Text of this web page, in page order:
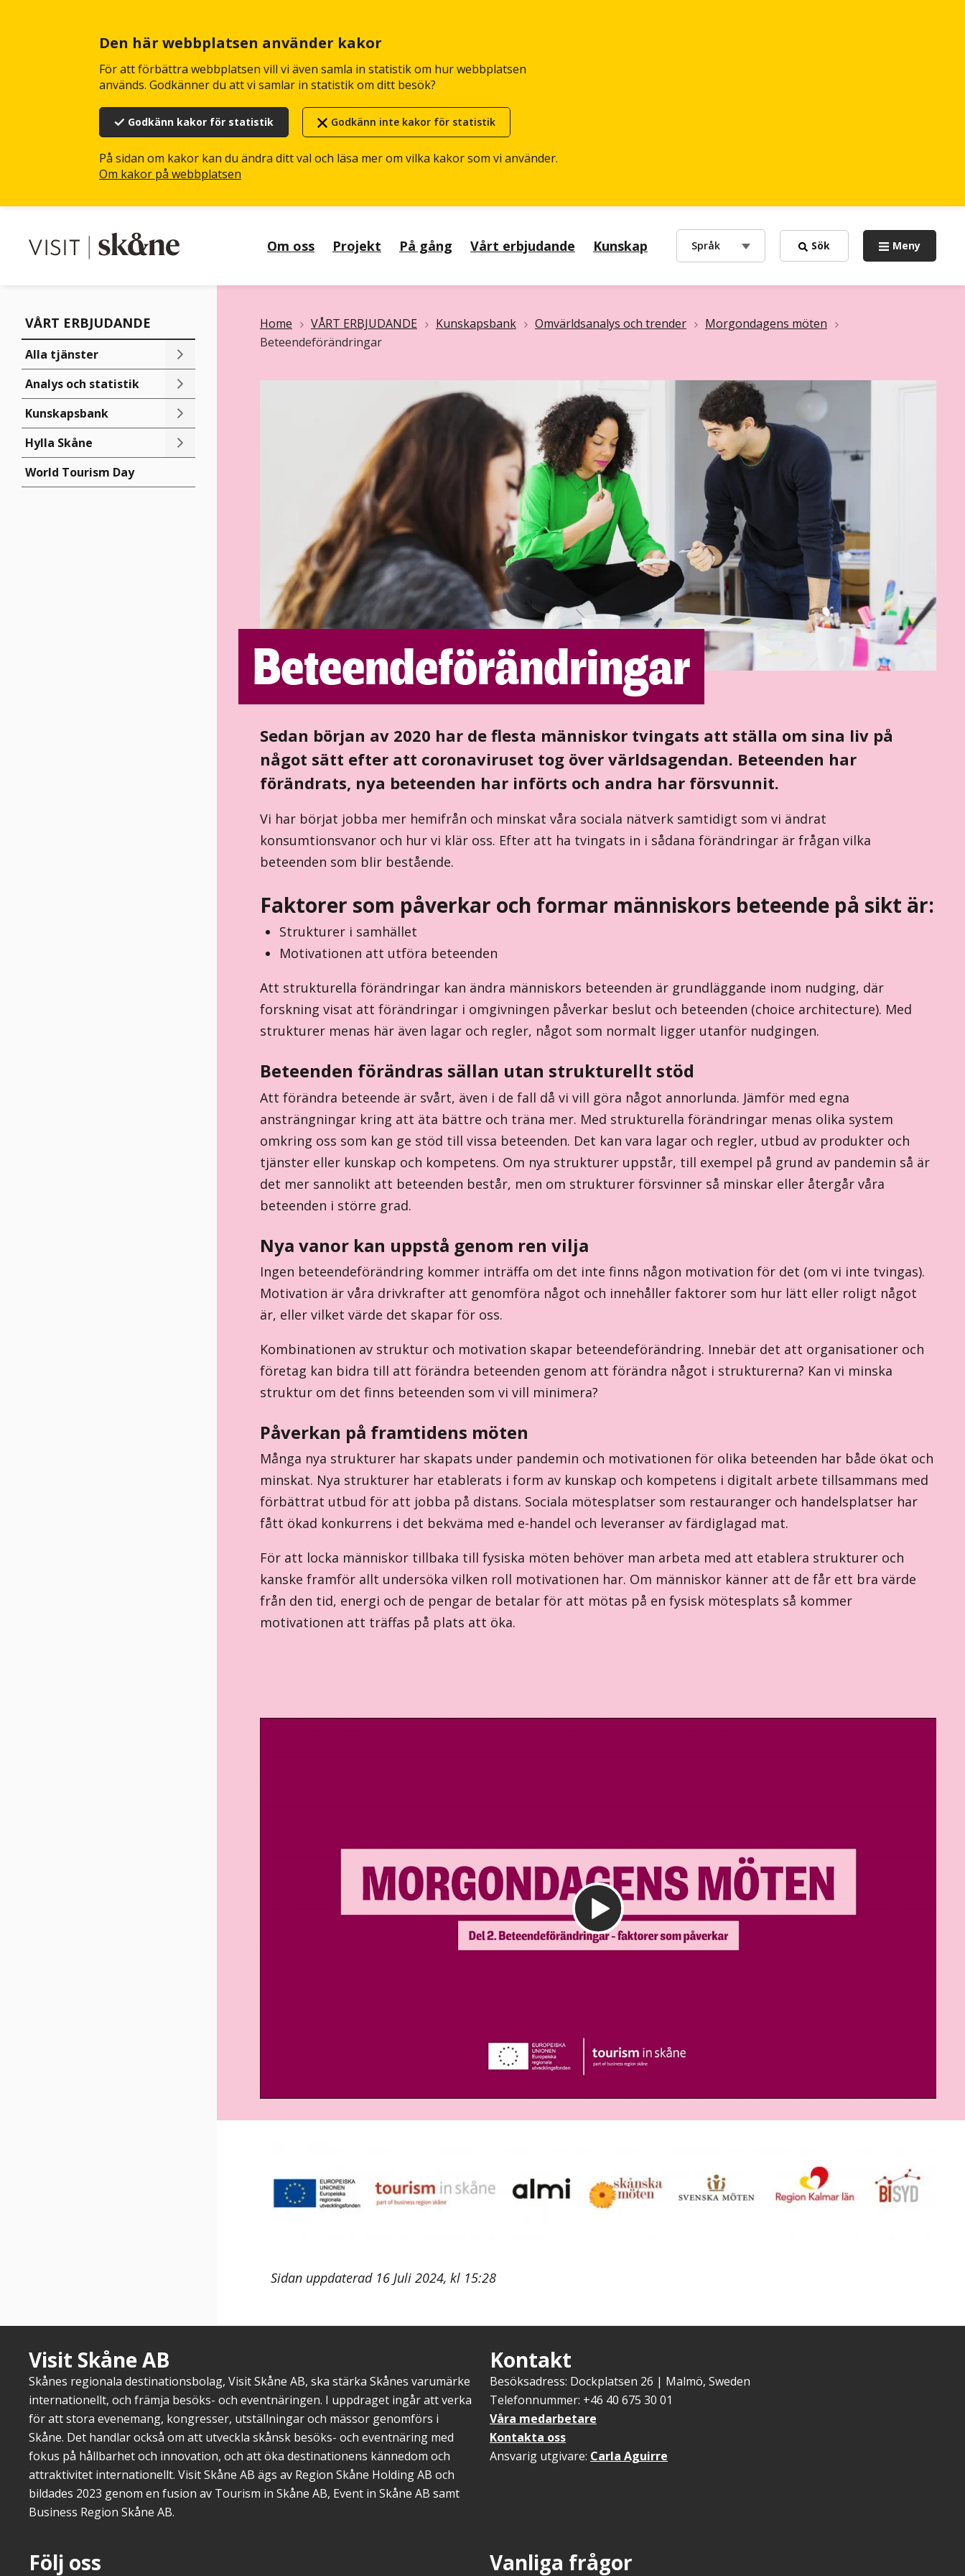
Den här webbplatsen använder kakor
För att förbättra webbplatsen vill vi även samla in statistik om hur webbplatsen
används. Godkänner du att vi samlar in statistik om ditt besök?
Godkänn kakor för statistik Godkänn inte kakor för statistik
På sidan om kakor kan du ändra ditt val och läsa mer om vilka kakor som vi använder.
Om kakor på webbplatsen
Om oss Projekt På gång Vårt erbjudande Kunskap choose
Språk Sök Meny
VÅRT ERBJUDANDE
Alla tjänster
Analys och statistik
Kunskapsbank
Hylla Skåne
World Tourism Day
Länkstig
Home VÅRT ERBJUDANDE Kunskapsbank Omvärldsanalys och trender
Morgondagens möten
Beteendeförändringar
Beteendeförändringar
Sedan början av 2020 har de flesta människor tvingats att ställa om sina liv på
något sätt efter att coronaviruset tog över världsagendan. Beteenden har
förändrats, nya beteenden har införts och andra har försvunnit.
Vi har börjat jobba mer hemifrån och minskat våra sociala nätverk samtidigt som vi ändrat
konsumtionsvanor och hur vi klär oss. Efter att ha tvingats in i sådana förändringar är frågan vilka
beteenden som blir bestående.
Faktorer som påverkar och formar människors beteende på sikt är:
Strukturer i samhället
Motivationen att utföra beteenden
Att strukturella förändringar kan ändra människors beteenden är grundläggande inom nudging, där
forskning visat att förändringar i omgivningen påverkar beslut och beteenden (choice architecture). Med
strukturer menas här även lagar och regler, något som normalt ligger utanför nudgingen.
Beteenden förändras sällan utan strukturellt stöd
Att förändra beteende är svårt, även i de fall då vi vill göra något annorlunda. Jämför med egna
ansträngningar kring att äta bättre och träna mer. Med strukturella förändringar menas olika system
omkring oss som kan ge stöd till vissa beteenden. Det kan vara lagar och regler, utbud av produkter och
tjänster eller kunskap och kompetens. Om nya strukturer uppstår, till exempel på grund av pandemin så är
det mer sannolikt att beteenden består, men om strukturer försvinner så minskar eller återgår våra
beteenden i större grad.
Nya vanor kan uppstå genom ren vilja
Ingen beteendeförändring kommer inträffa om det inte finns någon motivation för det (om vi inte tvingas).
Motivation är våra drivkrafter att genomföra något och innehåller faktorer som hur lätt eller roligt något
är, eller vilket värde det skapar för oss.
Kombinationen av struktur och motivation skapar beteendeförändring. Innebär det att organisationer och
företag kan bidra till att förändra beteenden genom att förändra något i strukturerna? Kan vi minska
struktur om det finns beteenden som vi vill minimera?
Påverkan på framtidens möten
Många nya strukturer har skapats under pandemin och motivationen för olika beteenden har både ökat och
minskat. Nya strukturer har etablerats i form av kunskap och kompetens i digitalt arbete tillsammans med
förbättrat utbud för att jobba på distans. Sociala mötesplatser som restauranger och handelsplatser har
fått ökad konkurrens i det bekväma med e-handel och leveranser av färdiglagad mat.
För att locka människor tillbaka till fysiska möten behöver man arbeta med att etablera strukturer och
kanske framför allt undersöka vilken roll motivationen har. Om människor känner att de får ett bra värde
från den tid, energi och de pengar de betalar för att mötas på en fysisk mötesplats så kommer
motivationen att träffas på plats att öka.
Sidan uppdaterad 16 Juli 2024, kl 15:28
Visit Skåne AB
Skånes regionala destinationsbolag, Visit Skåne AB, ska stärka Skånes varumärke
internationellt, och främja besöks- och eventnäringen. I uppdraget ingår att verka
för att stora evenemang, kongresser, utställningar och mässor genomförs i
Skåne. Det handlar också om att utveckla skånsk besöks- och eventnäring med
fokus på hållbarhet och innovation, och att öka destinationens kännedom och
attraktivitet internationellt. Visit Skåne AB ägs av Region Skåne Holding AB och
bildades 2023 genom en fusion av Tourism in Skåne AB, Event in Skåne AB samt
Business Region Skåne AB.
Kontakt
Besöksadress: Dockplatsen 26 | Malmö, Sweden
Telefonnummer: +46 40 675 30 01
Våra medarbetare
Kontakta oss
Ansvarig utgivare: Carla Aguirre
Följ oss Vanliga frågor